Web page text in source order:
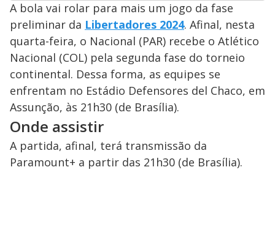
A bola vai rolar para mais um jogo da fase
preliminar da Libertadores 2024. Afinal, nesta
quarta-feira, o Nacional (PAR) recebe o Atlético
Nacional (COL) pela segunda fase do torneio
continental. Dessa forma, as equipes se
enfrentam no Estádio Defensores del Chaco, em
Assunção, às 21h30 (de Brasília).
Onde assistir
A partida, afinal, terá transmissão da
Paramount+ a partir das 21h30 (de Brasília).